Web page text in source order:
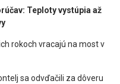
Teploty vystúpia až
rokoch vracajú na most v
sa odvďačili za dôveru